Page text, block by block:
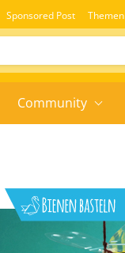
Sponsored Post Themen
Community